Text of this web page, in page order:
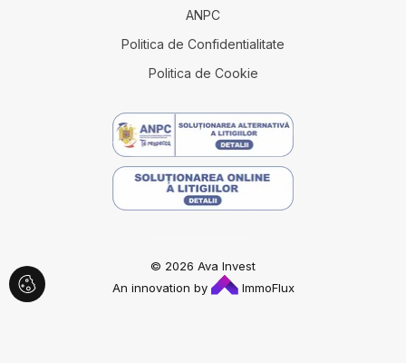
Case de vanzare in Cluj-Napoca Centru
Case de vanzare in Salicea
Case de vanzare in Pietroasa
Case de vanzare in Cluj-Napoca Dambul-Rotund
Case de vanzare in Cluj-Napoca Europa
Case de vanzare in Cluj-Napoca Grigorescu
Case de vanzare in Salicea
Terenuri de vanzare in Cluj-Napoca
Terenuri de vanzare in Chinteni
ANPC
Politica de Confidentialitate
Politica de Cookie
© 2026 Ava Invest
An innovation by
ImmoFlux